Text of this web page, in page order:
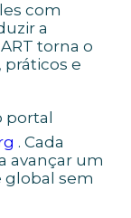
com
a
torna o
práticos e
. Cada
avançar um
global sem